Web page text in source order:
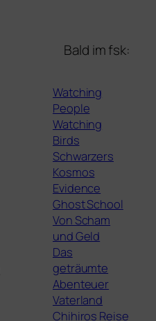
Bald im fsk:
Watching
People
Watching
Birds
Schwarzers
Kosmos
Evidence
Ghost School
Von Scham
und Geld
Das
geträumte
Abenteuer
Vaterland
Chihiros Reise